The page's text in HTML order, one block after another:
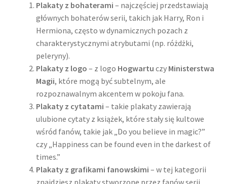
Plakaty z bohaterami – najczęściej przedstawiają
głównych bohaterów serii, takich jak Harry, Ron i
Hermiona, często w dynamicznych pozach z
charakterystycznymi atrybutami (np. różdżki,
peleryny).
Plakaty z logo – z logo Hogwartu czy Ministerstwa
Magii, które mogą być subtelnym, ale
rozpoznawalnym akcentem w pokoju fana.
Plakaty z cytatami – takie plakaty zawierają
ulubione cytaty z książek, które stały się kultowe
wśród fanów, takie jak „Do you believe in magic?”
czy „Happiness can be found even in the darkest of
times.”
Plakaty z grafikami fanowskimi – w tej kategorii
znajdziesz plakaty stworzone przez fanów serii,